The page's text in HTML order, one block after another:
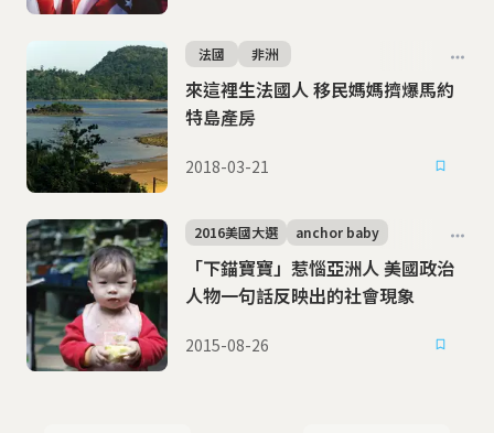
來這裡生法國人 移民媽媽擠爆馬約
特島產房
法國 非洲
2018-03-21
「下錨寶寶」惹惱亞洲人 美國政治
人物一句話反映出的社會現象
2016美國大選 anchor baby
2015-08-26